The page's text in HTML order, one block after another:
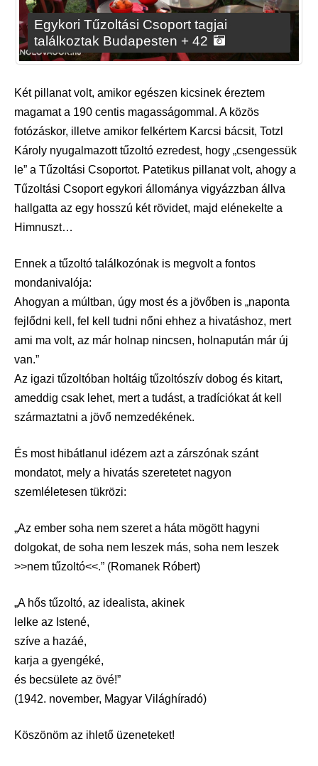
Egykori Tűzoltási Csoport tagjai
találkoztak Budapesten + 42
Két pillanat volt, amikor egészen kicsinek éreztem
magamat a 190 centis magasságommal. A közös
fotózáskor, illetve amikor felkértem Karcsi bácsit, Totzl
Károly nyugalmazott tűzoltó ezredest, hogy „csengessük
le” a Tűzoltási Csoportot. Patetikus pillanat volt, ahogy a
Tűzoltási Csoport egykori állománya vigyázzban állva
hallgatta az egy hosszú két rövidet, majd elénekelte a
Himnuszt…
Ennek a tűzoltó találkozónak is megvolt a fontos
mondanivalója:
Ahogyan a múltban, úgy most és a jövőben is „naponta
fejlődni kell, fel kell tudni nőni ehhez a hivatáshoz, mert
ami ma volt, az már holnap nincsen, holnapután már új
van.”
Az igazi tűzoltóban holtáig tűzoltószív dobog és kitart,
ameddig csak lehet, mert a tudást, a tradíciókat át kell
származtatni a jövő nemzedékének.
És most hibátlanul idézem azt a zárszónak szánt
mondatot, mely a hivatás szeretetet nagyon
szemléletesen tükrözi:
„Az ember soha nem szeret a háta mögött hagyni
dolgokat, de soha nem leszek más, soha nem leszek
>>nem tűzoltó<<.” (Romanek Róbert)
„A hős tűzoltó, az idealista, akinek
lelke az Istené,
szíve a hazáé,
karja a gyengéké,
és becsülete az övé!”
(1942. november, Magyar Világhíradó)
Köszönöm az ihlető üzeneteket!